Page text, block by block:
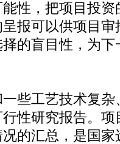
性，把项目投
报可以供项目
的盲目性，为
工艺技术复杂
性研究报告。
的汇总，是国